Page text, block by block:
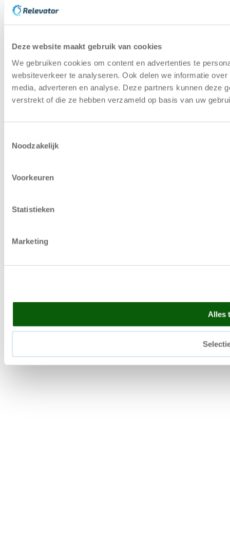
Deze website maakt gebruik van cookies
We gebruiken cookies om content en advertenties te
websiteverkeer te analyseren. Ook delen we informatie
media, adverteren en analyse. Deze partners kunnen deze
verstrekt of die ze hebben verzameld op basis van uw
Noodzakelijk
Voorkeuren
Statistieken
Marketing
Alles
Lähetä
OhjekeskusKäytettyjen
YmpäristöpolitiikkaNäin edistämme kiertotalouden
mukaisia varastoautomaatioratkaisuja
LähteetAsiakastapaus käytettyjen
varastoautomaatiojärjestelmien alalta
Capacity CalculatorLaskekaa, kuinka paljon tilaa
voitte säästää hissin varastoautomaatin avulla
Ura|Arvioi varastoautomaatio